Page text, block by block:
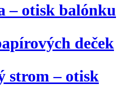
– otisk balónku
deček
strom – otisk